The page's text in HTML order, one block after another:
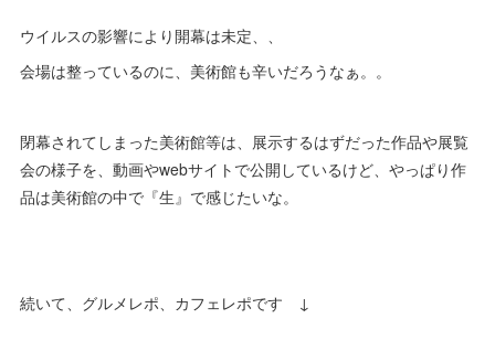
ウイルスの影響により開幕は未定、、
会場は整っているのに、美術館も辛いだろうなぁ。。
閉幕されてしまった美術館等は、展示するはずだった作品や展覧
会の様子を、動画やwebサイトで公開しているけど、やっぱり作
品は美術館の中で『生』で感じたいな。
続いて、グルメレポ、カフェレポです ↓